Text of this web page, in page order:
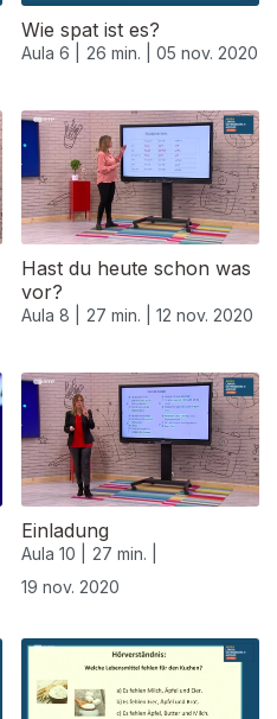
Wie spat ist es?
Aula 6 | 26 min. | 05 nov. 2020
Hast du heute schon was
vor?
Aula 8 | 27 min. | 12 nov. 2020
Einladung
Aula 10 |
27 min. |
19 nov. 2020